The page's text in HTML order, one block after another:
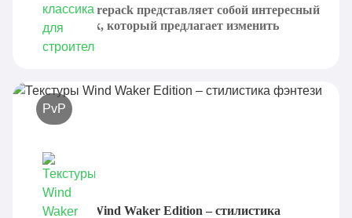
BwW Texturepack представляет собой интересный
текстур-пак, который предлагает изменить
большое...
PvP
Текстуры Wind Waker Edition – стилистика